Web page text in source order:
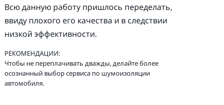
Всю данную работу пришлось переделать,
ввиду плохого его качества и в следствии
низкой эффективности.
РЕКОМЕНДАЦИИ:
Чтобы не переплачивать дважды, делайте более
осознанный выбор сервиса по шумоизоляции
автомобиля.